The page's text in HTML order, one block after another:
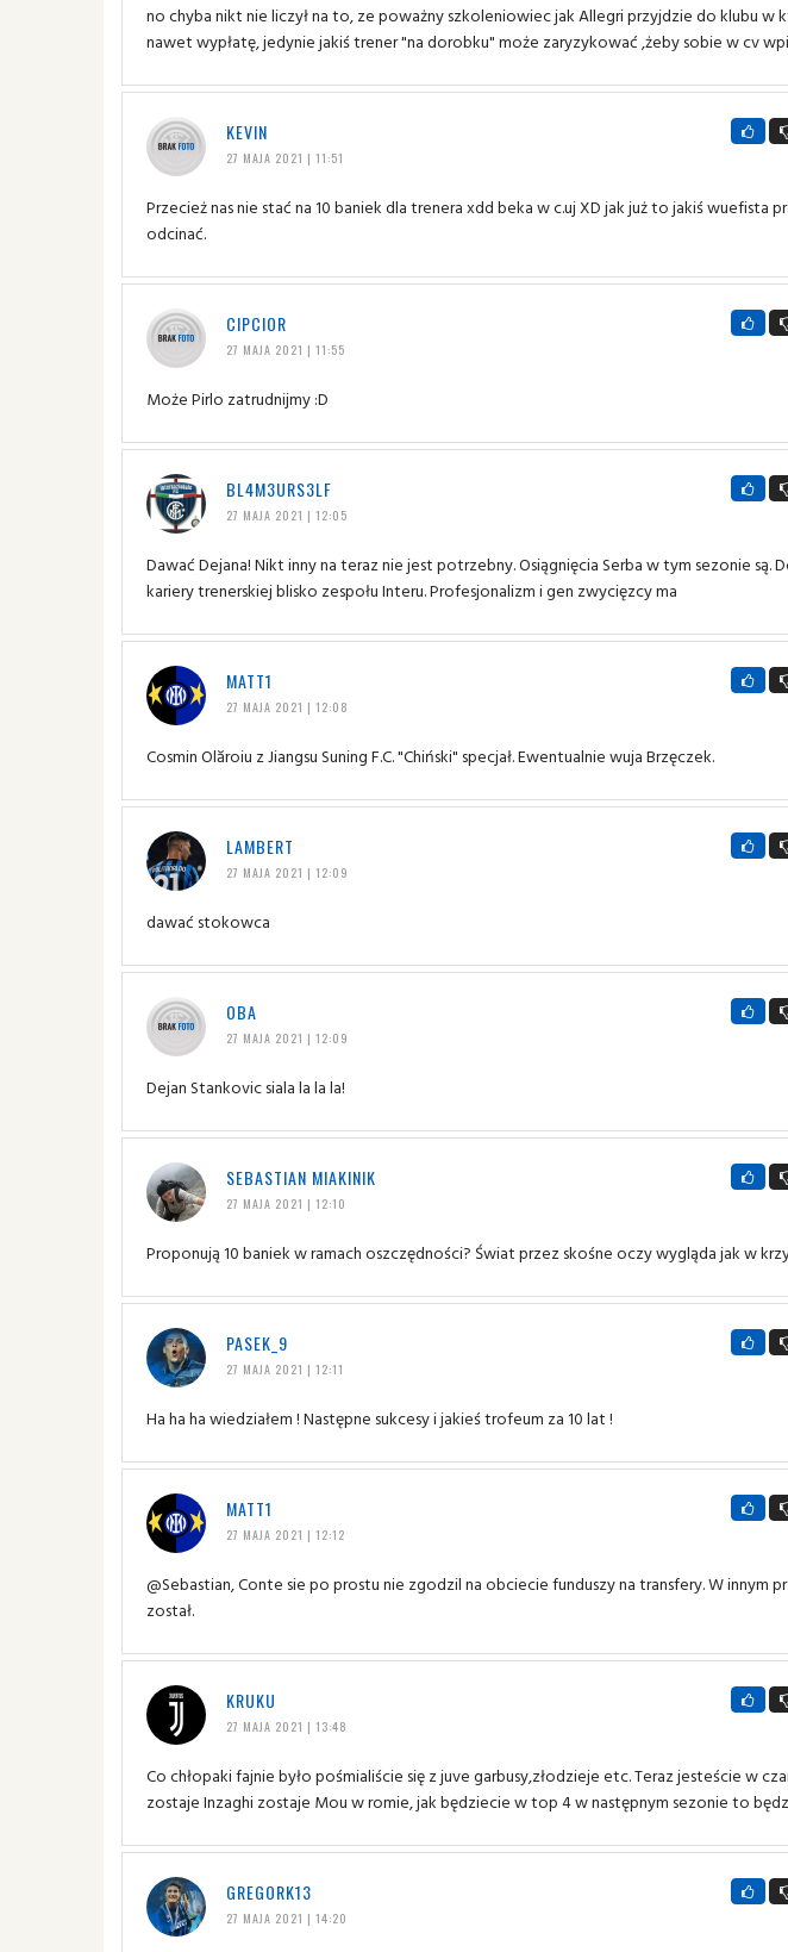
no chyba nikt nie liczył na to, ze poważny szkoleniowiec jak Allegri przyjdzie do klubu w
nawet wypłatę, jedynie jakiś trener "na dorobku" może zaryzykować ,żeby sobie w cv
KEVIN
27 MAJA 2021 | 11:51
Przecież nas nie stać na 10 baniek dla trenera xdd beka w c.uj XD jak już to jakiś wuefista
odcinać.
CIPCIOR
27 MAJA 2021 | 11:55
Może Pirlo zatrudnijmy :D
BL4M3URS3LF
27 MAJA 2021 | 12:05
Dawać Dejana! Nikt inny na teraz nie jest potrzebny. Osiągnięcia Serba w tym sezonie
kariery trenerskiej blisko zespołu Interu. Profesjonalizm i gen zwycięzcy ma
MATT1
27 MAJA 2021 | 12:08
Cosmin Olăroiu z Jiangsu Suning F.C. "Chiński" specjał. Ewentualnie wuja Brzęczek.
LAMBERT
27 MAJA 2021 | 12:09
dawać stokowca
OBA
27 MAJA 2021 | 12:09
Dejan Stankovic siala la la la!
SEBASTIAN MIAKINIK
27 MAJA 2021 | 12:10
Proponują 10 baniek w ramach oszczędności? Świat przez skośne oczy wygląda jak w
PASEK_9
27 MAJA 2021 | 12:11
Ha ha ha wiedziałem ! Następne sukcesy i jakieś trofeum za 10 lat !
MATT1
27 MAJA 2021 | 12:12
@Sebastian, Conte sie po prostu nie zgodzil na obciecie funduszy na transfery. W innym
został.
KRUKU
27 MAJA 2021 | 13:48
Co chłopaki fajnie było pośmialiście się z juve garbusy,złodzieje etc. Teraz jesteście w
zostaje Inzaghi zostaje Mou w romie, jak będziecie w top 4 w następnym sezonie to
GREGORK13
27 MAJA 2021 | 14:20